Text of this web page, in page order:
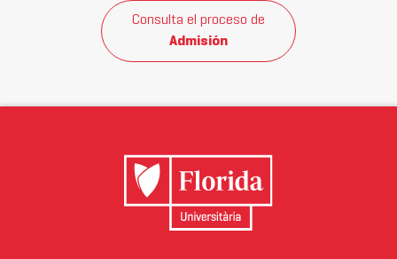
Consulta el proceso de
Admisión